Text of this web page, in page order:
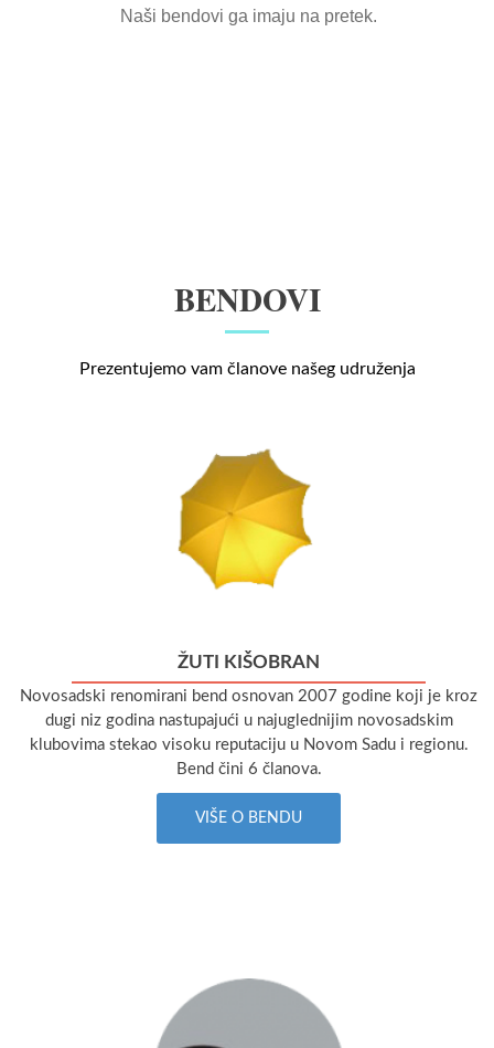
Naši bendovi ga imaju na pretek.
BENDOVI
Prezentujemo vam članove našeg udruženja
ŽUTI KIŠOBRAN
Novosadski renomirani bend osnovan 2007 godine koji je kroz
dugi niz godina nastupajući u najuglednijim novosadskim
klubovima stekao visoku reputaciju u Novom Sadu i regionu.
Bend čini 6 članova.
VIŠE O BENDU